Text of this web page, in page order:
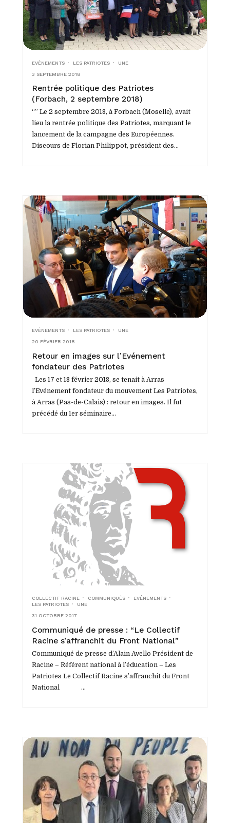
EVÉNEMENTS LES PATRIOTES
UNE
3 SEPTEMBRE 2018
Rentrée politique des Patriotes
(Forbach, 2 septembre 2018)
“” Le 2 septembre 2018, à Forbach (Moselle), avait
lieu la rentrée politique des Patriotes, marquant le
lancement de la campagne des Européennes.
Discours de Florian Philippot, président des
EVÉNEMENTS LES PATRIOTES
UNE
20 FÉVRIER 2018
Retour en images sur l’Evénement
fondateur des Patriotes
Les 17 et 18 février 2018, se tenait à Arras
l’Evénement fondateur du mouvement Les Patriotes,
à Arras (Pas-de-Calais) : retour en images. Il fut
précédé du 1er séminaire...
COLLECTIF RACINE COMMUNIQUÉS
EVÉNEMENTS
LES PATRIOTES
UNE
31 OCTOBRE 2017
Communiqué de presse : “Le Collectif
Racine s’affranchit du Front National”
Communiqué de presse d’Alain Avello Président de
Racine – Référent national à l’éducation – Les
Patriotes Le Collectif Racine s’affranchit du Front
National ...